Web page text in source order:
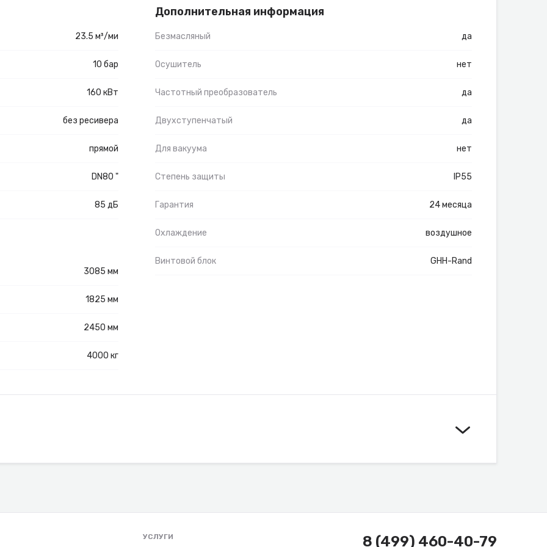
23.5 м³/ми
10 бар
160 кВт
без ресивера
прямой
DN80 "
85 дБ
Дополнительная информация
Безмасляный да
Осушитель нет
Частотный преобразователь да
Двухступенчатый да
Для вакуума нет
Степень защиты IP55
Гарантия 24 месяца
Охлаждение воздушное
Винтовой блок
GHH-Rand
3085 мм
1825 мм
2450 мм
4000 кг
УСЛУГИ 8 (499) 460-40-79